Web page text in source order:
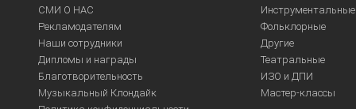
СМИ О НАС
Рекламодателям
Наши сотрудники
Дипломы и награды
Благотворительность
Музыкальный Клондайк
Инструментальные
Фольклорные
Другие
Театральные
ИЗО и ДПИ
Мастер-классы
Арт-Центр